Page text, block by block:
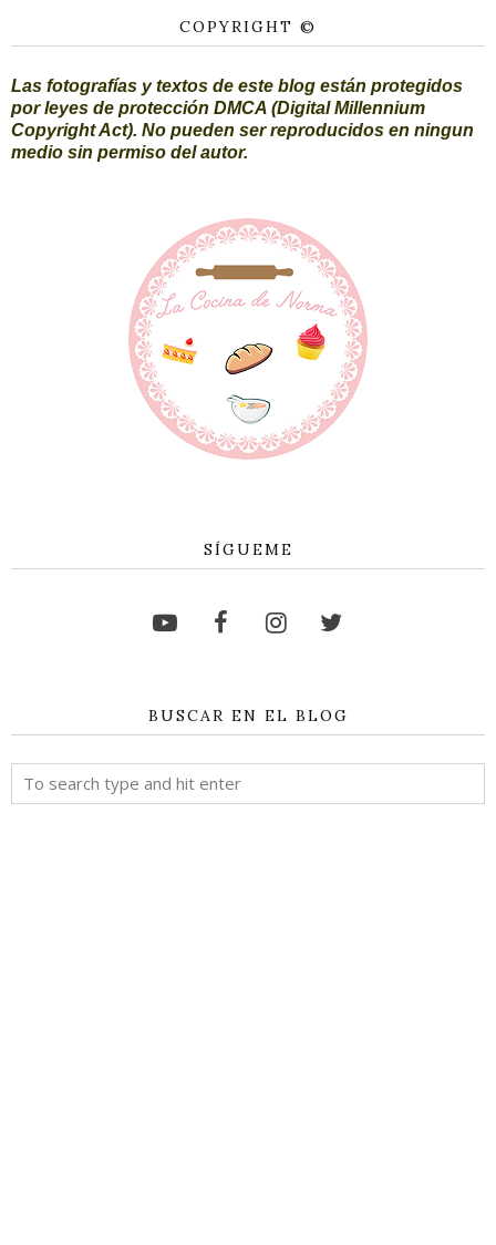
COPYRIGHT ©
Las fotografías y textos de este blog están protegidos
por leyes de protección DMCA (Digital Millennium
Copyright Act). No pueden ser reproducidos en ningun
medio sin permiso del autor.
SÍGUEME
BUSCAR EN EL BLOG